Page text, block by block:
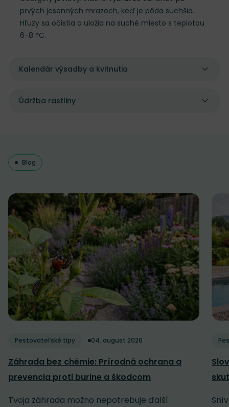
prvých jesenných mrazoch, keď je pôda suchšia.
Hľuzy sa očistia a uložia na suché miesto s teplotou
6-8 °C.
Kalendár výsadby a kvitnutia
Údržba rastliny
Blog
Pestovateľské tipy 04. august 2026
Záhrada bez chémie: Prírodná ochrana a
prevencia proti burine a škodcom
Tvoja záhrada možno nepotrebuje ďalší